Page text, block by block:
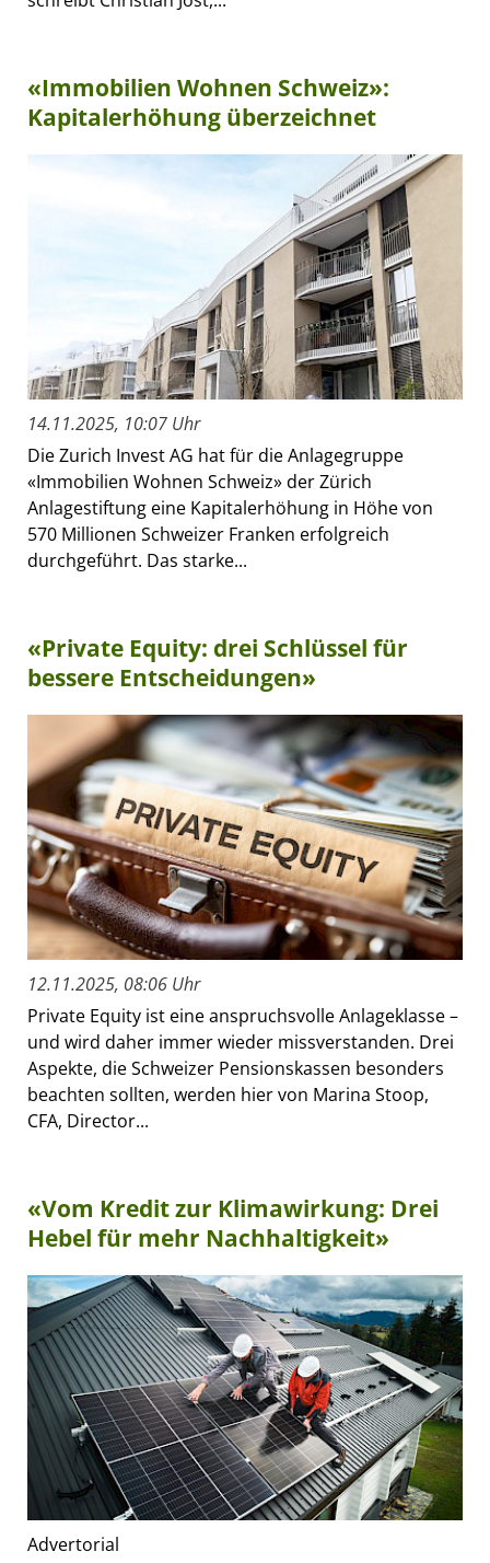
«Immobilien Wohnen Schweiz»:
Kapitalerhöhung überzeichnet
14.11.2025, 10:07 Uhr
Die Zurich Invest AG hat für die Anlagegruppe
«Immobilien Wohnen Schweiz» der Zürich
Anlagestiftung eine Kapitalerhöhung in Höhe von
570 Millionen Schweizer Franken erfolgreich
durchgeführt. Das starke...
«Private Equity: drei Schlüssel für
bessere Entscheidungen»
12.11.2025, 08:06 Uhr
Private Equity ist eine anspruchsvolle Anlageklasse –
und wird daher immer wieder missverstanden. Drei
Aspekte, die Schweizer Pensionskassen besonders
beachten sollten, werden hier von Marina Stoop,
CFA, Director...
«Vom Kredit zur Klimawirkung: Drei
Hebel für mehr Nachhaltigkeit»
Advertorial